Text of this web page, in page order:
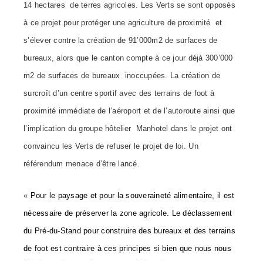
14 hectares de terres agricoles. Les Verts se sont opposés
à ce projet pour protéger une agriculture de proximité et
s’élever contre la création de 91’000m2 de surfaces de
bureaux, alors que le canton compte à ce jour déjà 300’000
m2 de surfaces de bureaux inoccupées. La création de
surcroît d’un centre sportif avec des terrains de foot à
proximité immédiate de l’aéroport et de l’autoroute ainsi que
l’implication du groupe hôtelier Manhotel dans le projet ont
convaincu les Verts de refuser le projet de loi. Un
référendum menace d’être lancé.
« Pour le paysage et pour la souveraineté alimentaire, il est
nécessaire de préserver la zone agricole. Le déclassement
du Pré-du-Stand pour construire des bureaux et des terrains
de foot est contraire à ces principes si bien que nous nous